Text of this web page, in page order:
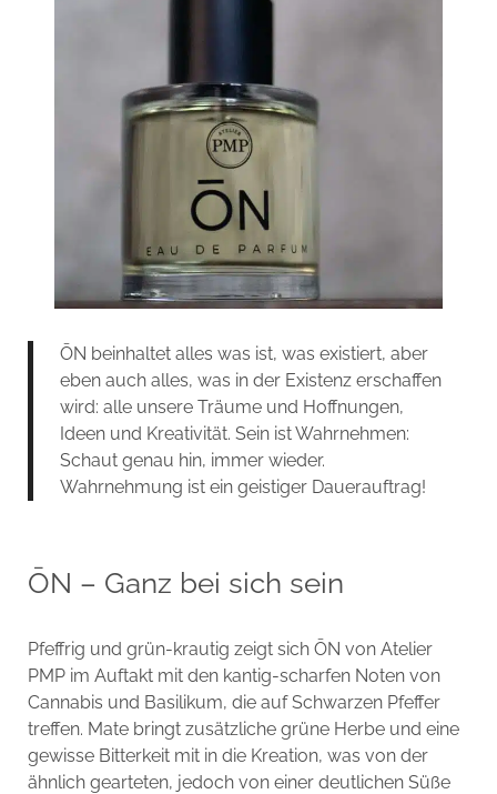
ŌN beinhaltet alles was ist, was existiert, aber
eben auch alles, was in der Existenz erschaffen
wird: alle unsere Träume und Hoffnungen,
Ideen und Kreativität. Sein ist Wahrnehmen:
Schaut genau hin, immer wieder.
Wahrnehmung ist ein geistiger Dauerauftrag!
ŌN – Ganz bei sich sein
Pfeffrig und grün-krautig zeigt sich ŌN von Atelier
PMP im Auftakt mit den kantig-scharfen Noten von
Cannabis und Basilikum, die auf Schwarzen Pfeffer
treffen. Mate bringt zusätzliche grüne Herbe und eine
gewisse Bitterkeit mit in die Kreation, was von der
ähnlich gearteten, jedoch von einer deutlichen Süße